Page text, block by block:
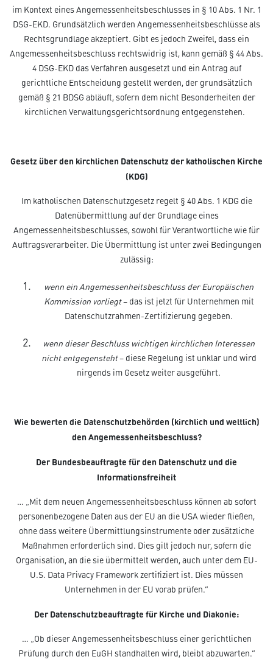
im Kontext eines Angemessenheitsbeschlusses in § 10 Abs. 1 Nr. 1
DSG-EKD. Grundsätzlich werden Angemessenheitsbeschlüsse als
Rechtsgrundlage akzeptiert. Gibt es jedoch Zweifel, dass ein
Angemessenheitsbeschluss rechtswidrig ist, kann gemäß § 44 Abs.
4 DSG-EKD das Verfahren ausgesetzt und ein Antrag auf
gerichtliche Entscheidung gestellt werden, der grundsätzlich
gemäß § 21 BDSG abläuft, sofern dem nicht Besonderheiten der
kirchlichen Verwaltungsgerichtsordnung entgegenstehen.
Gesetz über den kirchlichen Datenschutz der katholischen Kirche
(KDG)
Im katholischen Datenschutzgesetz regelt § 40 Abs. 1 KDG die
Datenübermittlung auf der Grundlage eines
Angemessenheitsbeschlusses, sowohl für Verantwortliche wie für
Auftragsverarbeiter. Die Übermittlung ist unter zwei Bedingungen
zulässig:
wenn ein Angemessenheitsbeschluss der Europäischen
Kommission vorliegt– das ist jetzt für Unternehmen mit
Datenschutzrahmen-Zertifizierung gegeben.
wenn dieser Beschluss wichtigen kirchlichen Interessen
nicht entgegensteht– diese Regelung ist unklar und wird
nirgends im Gesetz weiter ausgeführt.
Wie bewerten die Datenschutzbehörden (kirchlich und weltlich)
den Angemessenheitsbeschluss?
Der Bundesbeauftragte für den Datenschutz und die
Informationsfreiheit
… „Mit dem neuen Angemessenheitsbeschluss können ab sofort
personenbezogene Daten aus der EU an die USA wieder fließen,
ohne dass weitere Übermittlungsinstrumente oder zusätzliche
Maßnahmen erforderlich sind. Dies gilt jedoch nur, sofern die
Organisation, an die sie übermittelt werden, auch unter dem EU-
U.S. Data Privacy Framework zertifiziert ist. Dies müssen
Unternehmen in der EU vorab prüfen.“
Der Datenschutzbeauftragte für Kirche und Diakonie:
… „Ob dieser Angemessenheitsbeschluss einer gerichtlichen
Prüfung durch den EuGH standhalten wird, bleibt abzuwarten.“